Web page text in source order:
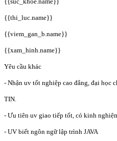
{{thi_luc.name}}
{{viem_gan_b.name}}
{{xam_hinh.name}}
Yêu cầu khác
- Nhận uv tốt nghiệp cao đẳng, đại học
TIN.
- Ưu tiên uv giao tiếp tốt, có kinh
- UV biết ngôn ngữ lập trình JAVA